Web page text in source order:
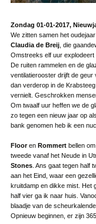
Zondag 01-01-2017,
We zitten samen het
Claudia de Breij, die
Omstreeks elf uur explodeert
De ruiten rammelen en de
ventilatierooster drijft de geur
dan verderop in de
vernielt. Geschrokken
Om twaalf uur heffen we de
zo tegen een nieuw jaar op
bank genomen heb ik een
Flooren Rommertbellen om
tweede vanaf het Neude in
Stones. Ans gaat tegen half
aan het Eind, waar een
kruitdamp en dikke mist. Het
half vier ga ik naar huis.
blaadje van de
Opnieuw beginnen, er zijn